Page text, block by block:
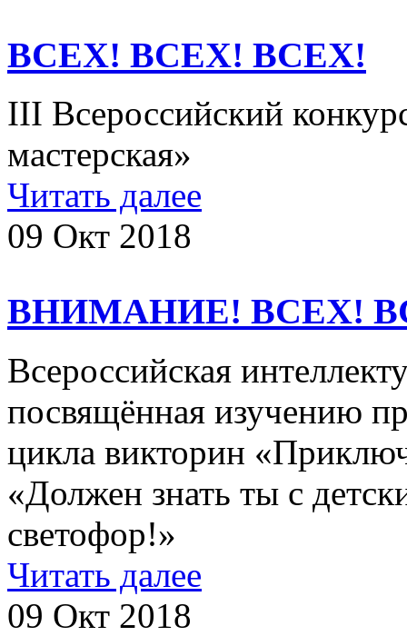
ВСЕХ! ВСЕХ! ВСЕХ!
III Всероссийский
мастерская»
Читать далее
09 Окт 2018
ВНИМАНИЕ! ВСЕХ!
Всероссийская
посвящённая изучению
цикла викторин
«Должен знать ты с
светофор!»
Читать далее
09 Окт 2018